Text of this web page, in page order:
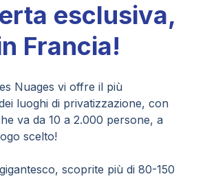
esclusiva,
Francia!
Nuages vi offre il più
luoghi di privatizzazione, con
va da 10 a 2.000 persone, a
scelto!
scoprite più di 80-150